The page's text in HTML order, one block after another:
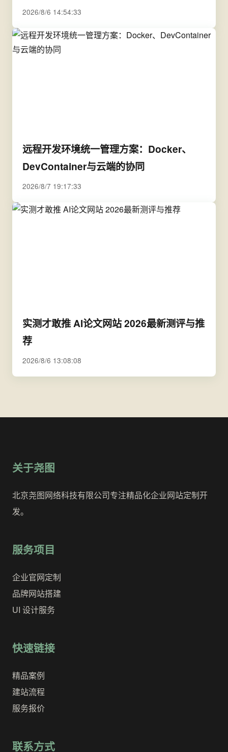
2026/8/6 14:54:33
远程开发环境统一管理方案：Docker、
DevContainer与云端的协同
2026/8/7 19:17:33
实测才敢推 AI论文网站 2026最新测评与推
荐
2026/8/6 13:08:08
关于尧图
北京尧图网络科技有限公司专注精品化企业网站定制开
发。
服务项目
企业官网定制
品牌网站搭建
UI 设计服务
快速链接
精品案例
建站流程
服务报价
联系方式